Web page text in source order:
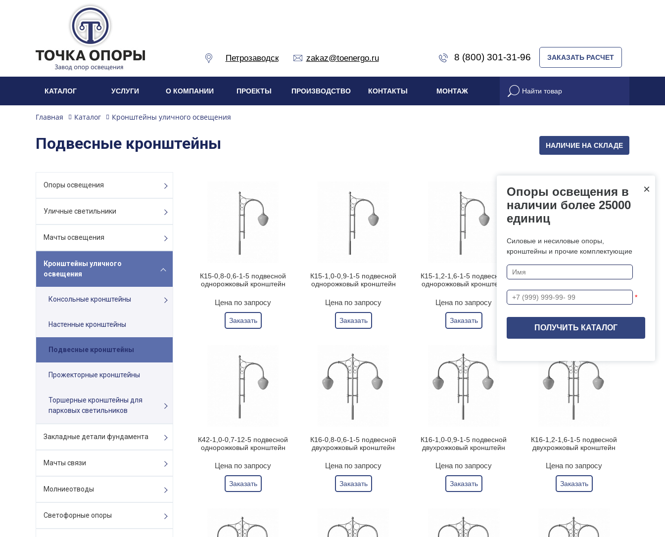
Петрозаводск zakaz@toenergo.ru 8 (800) 301-31-96 ЗАКАЗАТЬ РАСЧЕТ
КАТАЛОГ УСЛУГИ О КОМПАНИИ ПРОЕКТЫ ПРОИЗВОДСТВО КОНТАКТЫ МОНТАЖ
Главная Каталог Кронштейны уличного освещения
Подвесные кронштейны НАЛИЧИЕ НА СКЛАДЕ
Опоры освещения
Уличные светильники
Мачты освещения
Кронштейны уличного
освещения
Консольные кронштейны
Настенные кронштейны
Подвесные кронштейны
Прожекторные кронштейны
Торшерные кронштейны для
парковых светильников
Закладные детали фундамента
Мачты связи
Молниеотводы
Светофорные опоры
К15-0,8-0,6-1-5 подвесной
однорожковый кронштейн
Цена по запросу
Заказать
К15-1,0-0,9-1-5 подвесной
однорожковый кронштейн
Цена по запросу
Заказать
К15-1,2-1,6-1-5 подвесной
однорожковый кронштейн
Цена по запросу
Заказать
Цена по запросу
К42-1,0-0,7-12-5 подвесной
однорожковый кронштейн
Цена по запросу
Заказать
К16-0,8-0,6-1-5 подвесной
двухрожковый кронштейн
Цена по запросу
Заказать
К16-1,0-0,9-1-5 подвесной
двухрожковый кронштейн
Цена по запросу
Заказать
К16-1,2-1,6-1-5 подвесной
двухрожковый кронштейн
Цена по запросу
Заказать
×
Опоры освещения в
наличии более 25000
единиц
Силовые и несиловые опоры,
кронштейны и прочие комплектующие
*